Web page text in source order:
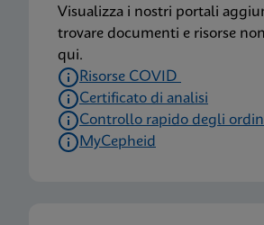
Visualizza i nostri portali
trovare documenti e risorse
qui.
Risorse COVID
Certificato di analisi
Controllo rapido degli
MyCepheid